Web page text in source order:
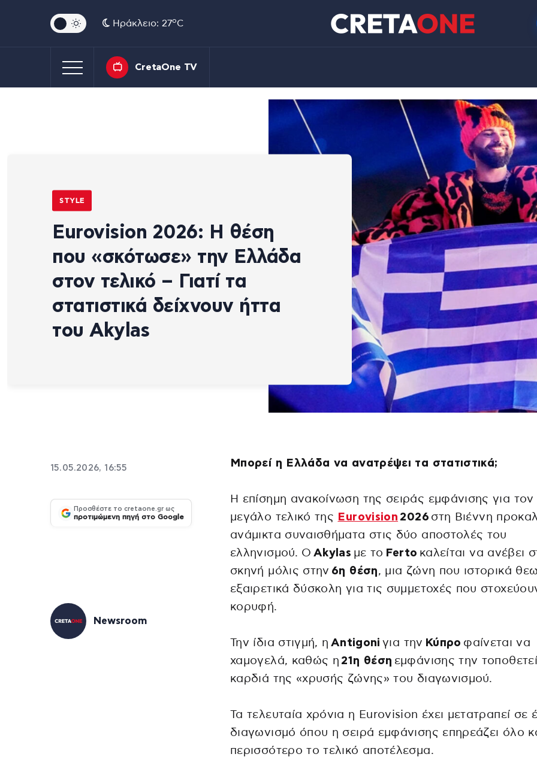
Ηράκλειο: 27oC
CretaOne TV
STYLE
Eurovision 2026: Η θέση
που «σκότωσε» την Ελλάδα
στον τελικό – Γιατί τα
στατιστικά δείχνουν ήττα
του Akylas
15.05.2026, 16:55
Προσθέστε το cretaone.gr ως
προτιμώμενη πηγή στο Google
Newsroom
Μπορεί η Ελλάδα να ανατρέψει τα στατιστικά;
Η επίσημη ανακοίνωση της σειράς εμφάνισης για τον
μεγάλο τελικό της Eurovision 2026 στη Βιέννη
ανάμικτα συναισθήματα στις δύο αποστολές του
ελληνισμού. ΟAkylas με το Ferto καλείται να ανέβει
σκηνή μόλις στην 6η θέση, μια ζώνη που ιστορικά
εξαιρετικά δύσκολη για τις συμμετοχές που
κορυφή.
Την ίδια στιγμή, η Antigoni για την Κύπρο φαίνεται να
χαμογελά, καθώς η 21η θέση εμφάνισης την
καρδιά της «χρυσής ζώνης» του διαγωνισμού.
Τα τελευταία χρόνια η Eurovision έχει μετατραπεί σε
διαγωνισμό όπου η σειρά εμφάνισης επηρεάζει όλο
περισσότερο το τελικό αποτέλεσμα.